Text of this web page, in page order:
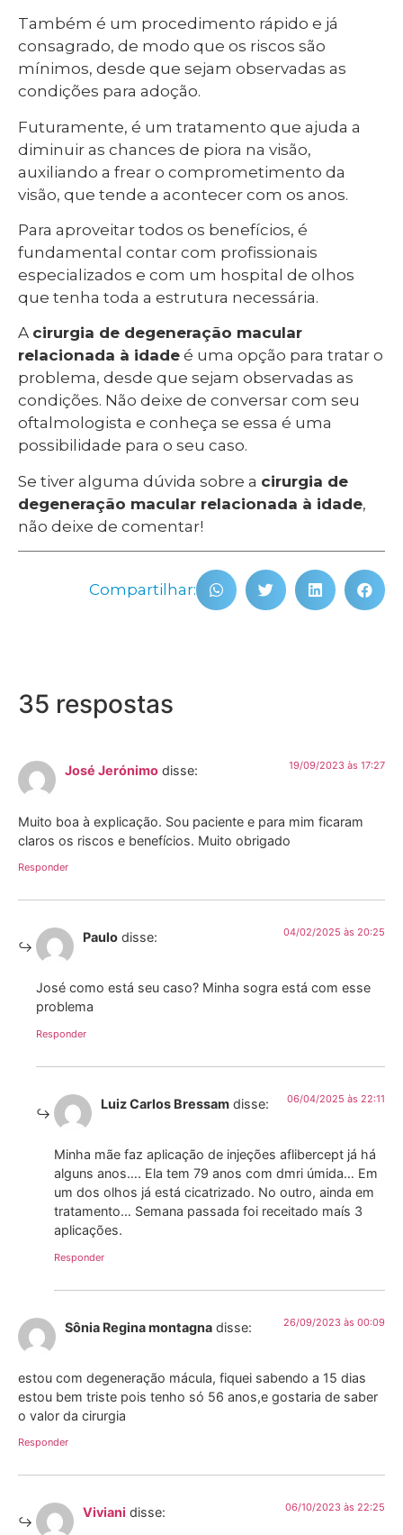
Também é um procedimento rápido e já
consagrado, de modo que os riscos são
mínimos, desde que sejam observadas as
condições para adoção.
Futuramente, é um tratamento que ajuda a
diminuir as chances de piora na visão,
auxiliando a frear o comprometimento da
visão, que tende a acontecer com os anos.
Para aproveitar todos os benefícios, é
fundamental contar com profissionais
especializados e com um hospital de olhos
que tenha toda a estrutura necessária.
A cirurgia de degeneração macular
relacionada à idade é uma opção para tratar o
problema, desde que sejam observadas as
condições. Não deixe de conversar com seu
oftalmologista e conheça se essa é uma
possibilidade para o seu caso.
Se tiver alguma dúvida sobre a cirurgia de
degeneração macular relacionada à idade,
não deixe de comentar!
Compartilhar:
35 respostas
José Jerónimo disse: 19/09/2023 às 17:27
Muito boa à explicação. Sou paciente e para mim ficaram
claros os riscos e benefícios. Muito obrigado
Responder
Paulo disse: 04/02/2025 às 20:25
José como está seu caso? Minha sogra está com esse
problema
Responder
Luiz Carlos Bressam disse: 06/04/2025 às 22:11
Minha mãe faz aplicação de injeções aflibercept já há
alguns anos…. Ela tem 79 anos com dmri úmida… Em
um dos olhos já está cicatrizado. No outro, ainda em
tratamento… Semana passada foi receitado maís 3
aplicações.
Responder
Sônia Regina montagna disse: 26/09/2023 às 00:09
estou com degeneração mácula, fiquei sabendo a 15 dias
estou bem triste pois tenho só 56 anos,e gostaria de saber
o valor da cirurgia
Responder
Viviani disse: 06/10/2023 às 22:25